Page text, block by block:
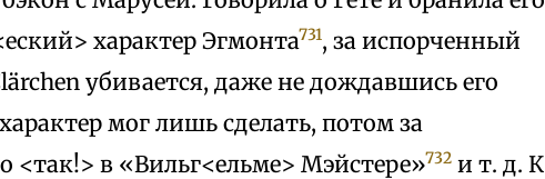
характер Эгмонта731, за испорченный
убивается, даже не дождавшись его
мог лишь сделать, потом за
<так!> в «Вильг<ельме> Мэйстере»732и т. д. К